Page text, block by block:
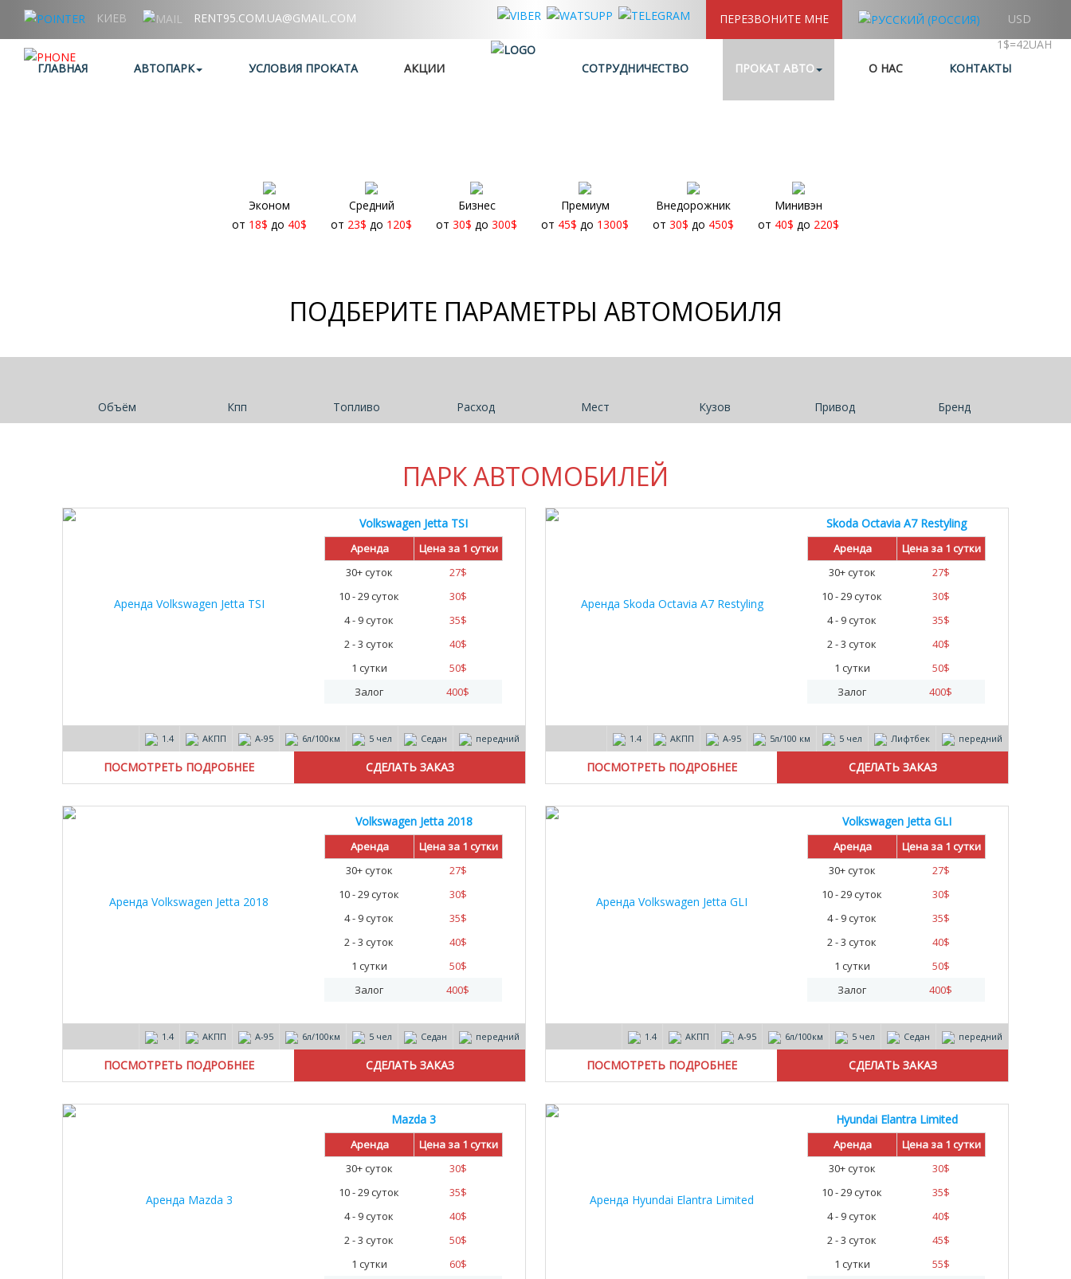
КИЕВ RENT95.COM.UA@GMAIL.COM ПЕРЕЗВОНИТЕ МНЕ
USD
1$=42UAH
ГЛАВНАЯ
АВТОПАРК УСЛОВИЯ ПРОКАТА АКЦИИ СОТРУДНИЧЕСТВО ПРОКАТ АВТО О НАС КОНТАКТЫ
Эконом
от 18$ до 40$
Средний
от 23$ до 120$
Бизнес
от 30$ до 300$
Премиум
от 45$ до 1300$
Внедорожник
от 30$ до 450$
Минивэн
от 40$ до 220$
ПОДБЕРИТЕ ПАРАМЕТРЫ АВТОМОБИЛЯ
Объём Кпп Топливо Расход Мест Кузов Привод Бренд
ПАРК АВТОМОБИЛЕЙ
Volkswagen Jetta TSI
Аренда
Цена за 1 сутки
30+ суток
27$
10 - 29 суток
30$
4 - 9 суток
35$
2 - 3 суток
40$
1 сутки
50$
Залог
400$
1.4 АКПП А-95 6л/100км 5 чел Седан передний
ПОСМОТРЕТЬ ПОДРОБНЕЕ
Skoda Octavia A7 Restyling
Аренда
Цена за 1 сутки
30+ суток
27$
10 - 29 суток
30$
4 - 9 суток
35$
2 - 3 суток
40$
1 сутки
50$
Залог
400$
1.4 АКПП А-95 5л/100 км 5 чел Лифтбек передний
ПОСМОТРЕТЬ ПОДРОБНЕЕ
Volkswagen Jetta 2018
Аренда
Цена за 1 сутки
30+ суток
27$
10 - 29 суток
30$
4 - 9 суток
35$
2 - 3 суток
40$
1 сутки
50$
Залог
400$
1.4 АКПП А-95 6л/100км 5 чел Седан передний
ПОСМОТРЕТЬ ПОДРОБНЕЕ
Volkswagen Jetta GLI
Аренда
Цена за 1 сутки
30+ суток
27$
10 - 29 суток
30$
4 - 9 суток
35$
2 - 3 суток
40$
1 сутки
50$
Залог
400$
1.4 АКПП А-95 6л/100км 5 чел Седан передний
ПОСМОТРЕТЬ ПОДРОБНЕЕ
Mazda 3
Аренда
Цена за 1 сутки
30+ суток
30$
10 - 29 суток
35$
4 - 9 суток
40$
2 - 3 суток
50$
1 сутки
60$
Hyundai Elantra Limited
Аренда
Цена за 1 сутки
30+ суток
30$
10 - 29 суток
35$
4 - 9 суток
40$
2 - 3 суток
45$
1 сутки
55$